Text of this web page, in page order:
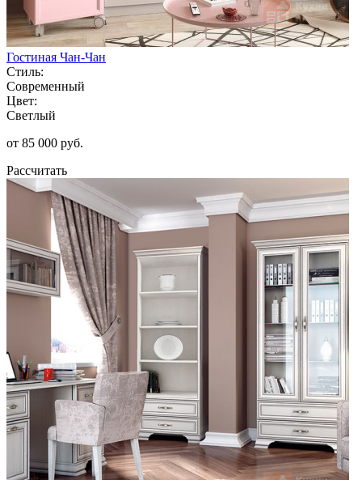
Гостиная Чан-Чан
Стиль:
Современный
Цвет:
Светлый
от 85 000 руб.
Рассчитать